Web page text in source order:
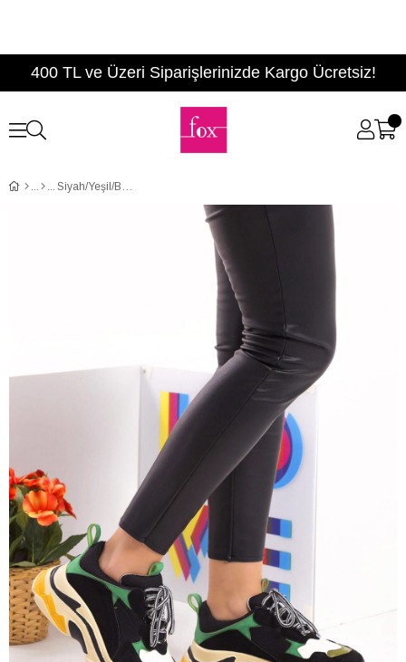
400 TL ve Üzeri Siparişlerinizde Kargo Ücretsiz!
Siyah/Yeşil/Beyaz Kadın Sneakers D592410102